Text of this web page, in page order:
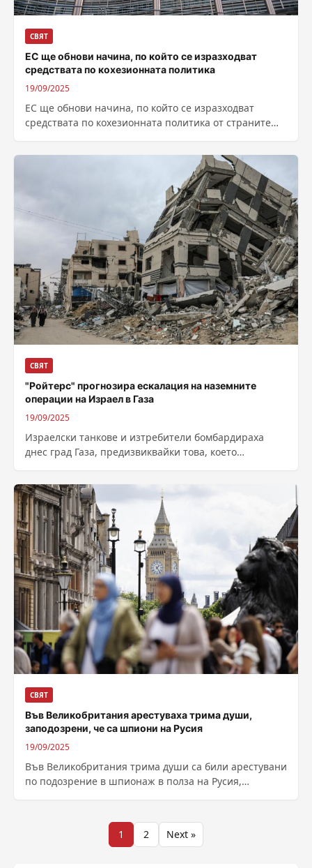
СВЯТ
ЕС ще обнови начина, по който се изразходват
средствата по кохезионната политика
19/09/2025
ЕС ще обнови начина, по който се изразходват
средствата по кохезионната политика от страните
СВЯТ
"Ройтерс" прогнозира ескалация на наземните
операции на Израел в Газа
19/09/2025
Израелски танкове и изтребители бомбардираха
днес град Газа, предизвиквайки това, което
вълни на разселване“,...
СВЯТ
Във Великобритания арестуваха трима души,
заподозрени, че са шпиони на Русия
19/09/2025
Във Великобритания трима души са били арестувани
по подозрение в шпионаж в полза на Русия,
1 2 Next »